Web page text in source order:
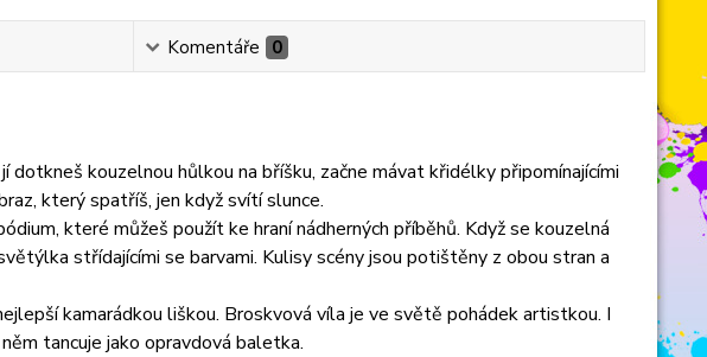
Komentáře 0
kouzelnou hůlkou na bříšku, začne mávat křidélky připomínajícími
který spatříš, jen když svítí slunce.
které můžeš použít ke hraní nádherných příběhů. Když se kouzelná
střídajícími se barvami. Kulisy scény jsou potištěny z obou stran a
kamarádkou liškou. Broskvová víla je ve světě pohádek artistkou. I
tancuje jako opravdová baletka.